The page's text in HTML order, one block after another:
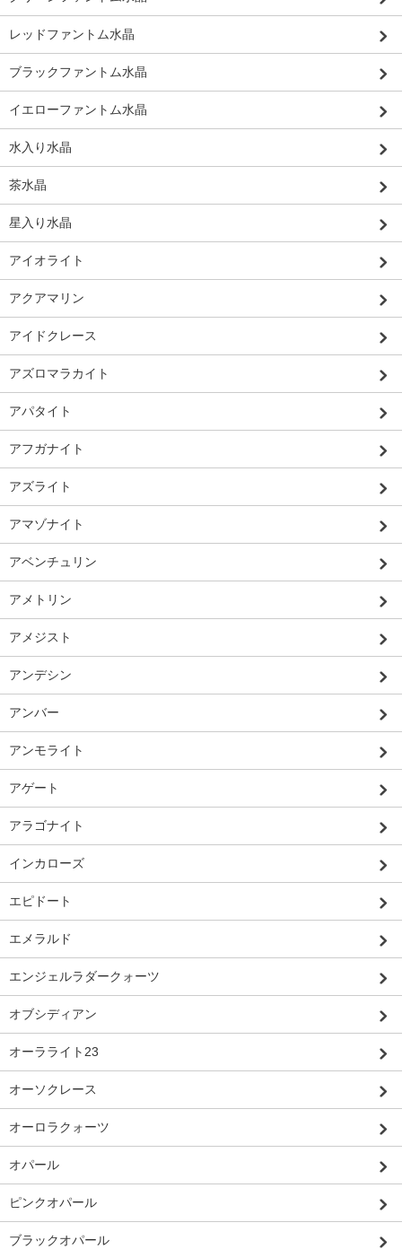
レッドファントム水晶
ブラックファントム水晶
イエローファントム水晶
水入り水晶
茶水晶
星入り水晶
アイオライト
アクアマリン
アイドクレース
アズロマラカイト
アパタイト
アフガナイト
アズライト
アマゾナイト
アベンチュリン
アメトリン
アメジスト
アンデシン
アンバー
アンモライト
アゲート
アラゴナイト
インカローズ
エピドート
エメラルド
エンジェルラダークォーツ
オブシディアン
オーラライト23
オーソクレース
オーロラクォーツ
オパール
ピンクオパール
ブラックオパール